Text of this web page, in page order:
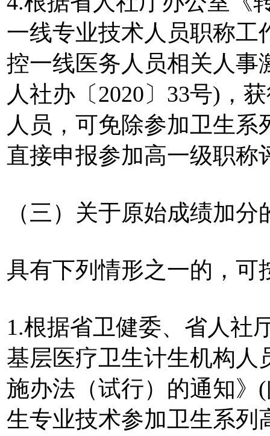
一线专业技术人员职称工
控一线医务人员相关人事
人社办〔2020〕33号)，
人员，可免除参加卫生
直接申报参加高一级职称
（三）关于原始成绩加分
具有下列情形之一的，可
1.根据省卫健委、省人社
基层医疗卫生计生机构人
施办法（试行）的通知》
生专业技术参加卫生系列